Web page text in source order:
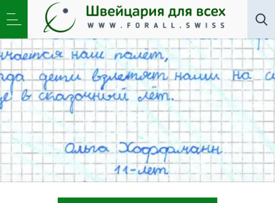
Школа»Правда о добре и зле